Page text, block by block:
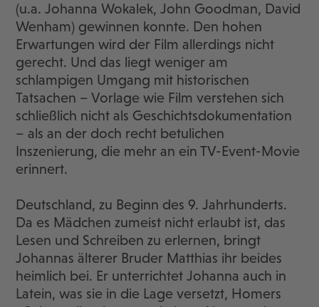
(u.a. Johanna Wokalek, John Goodman, David
Wenham) gewinnen konnte. Den hohen
Erwartungen wird der Film allerdings nicht
gerecht. Und das liegt weniger am
schlampigen Umgang mit historischen
Tatsachen – Vorlage wie Film verstehen sich
schließlich nicht als Geschichtsdokumentation
– als an der doch recht betulichen
Inszenierung, die mehr an ein TV-Event-Movie
erinnert.
Deutschland, zu Beginn des 9. Jahrhunderts.
Da es Mädchen zumeist nicht erlaubt ist, das
Lesen und Schreiben zu erlernen, bringt
Johannas älterer Bruder Matthias ihr beides
heimlich bei. Er unterrichtet Johanna auch in
Latein, was sie in die Lage versetzt, Homers